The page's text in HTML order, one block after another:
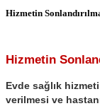
Hizmetin
Hizmetin
Evde sağlık
verilmesi ve